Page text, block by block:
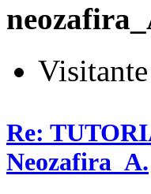
Visitante
Re:
Neozafira_A.